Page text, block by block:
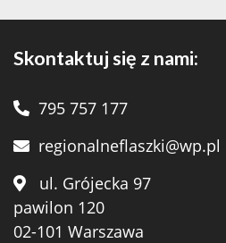
Skontaktuj się z nami:
795 757 177
regionalneflaszki@wp.pl
ul. Grójecka 97
pawilon 120
02-101 Warszawa